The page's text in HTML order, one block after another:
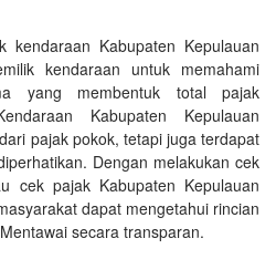
kendaraan Kabupaten Kepulauan
kendaraan untuk memahami
yang membentuk total pajak
Kabupaten Kepulauan
pajak pokok, tetapi juga terdapat
Dengan melakukan cek
cek pajak Kabupaten Kepulauan
dapat mengetahui rincian
secara transparan.